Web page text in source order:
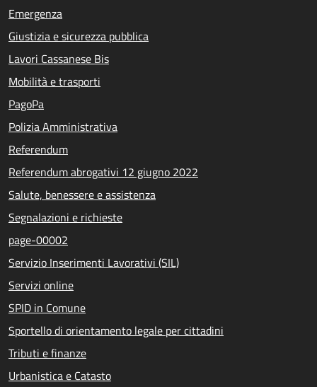
Emergenza
Giustizia e sicurezza pubblica
Lavori Cassanese Bis
Mobilità e trasporti
PagoPa
Polizia Amministrativa
Referendum
Referendum abrogativi 12 giugno 2022
Salute, benessere e assistenza
Segnalazioni e richieste
page-00002
Servizio Inserimenti Lavorativi (SIL)
Servizi online
SPID in Comune
Sportello di orientamento legale per cittadini
Tributi e finanze
Urbanistica e Catasto